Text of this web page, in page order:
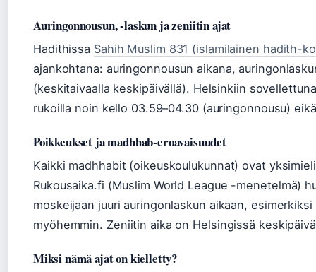
Auringonnousun, -laskun ja zeniitin ajat
Hadithissa Sahih Muslim 831 (islamilainen hadith-
ajankohtana: auringonnousun aikana,
(keskitaivaalla keskipäivällä). Helsinkiin
rukoilla noin kello 03.59–04.30 (auringonnousu)
Poikkeukset ja madhhab-eroavaisuudet
Kaikki madhhabit (oikeuskoulukunnat) ovat
Rukousaika.fi (Muslim World League -menetelmä)
moskeijaan juuri auringonlaskun aikaan,
myöhemmin. Zeniitin aika on Helsingissä
Miksi nämä ajat on kielletty?